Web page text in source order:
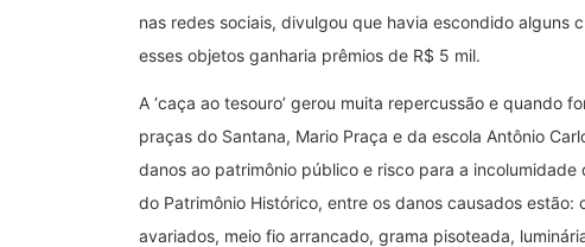
nas redes sociais, divulgou que havia escondido alguns
esses objetos ganharia prêmios de R$ 5 mil.
A ‘caça ao tesouro’ gerou muita repercussão e quando
praças do Santana, Mario Praça e da escola Antônio
danos ao patrimônio público e risco para a
do Patrimônio Histórico, entre os danos causados
avariados, meio fio arrancado, grama pisoteada,